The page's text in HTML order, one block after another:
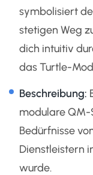
symbolisiert
stetigen Weg
dich intuitiv
das Turtle-
Beschreibung:
modulare
Bedürfnisse
Dienstleistern
wurde.